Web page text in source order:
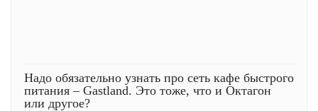
Надо обязательно узнать про сеть кафе быстрого
питания – Gastland. Это тоже, что и Октагон
или другое?